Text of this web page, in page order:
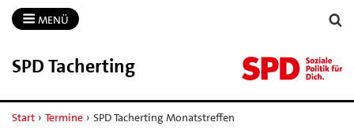
MENÜ
SPD Tacherting
Start › Termine › SPD Tacherting Monatstreffen